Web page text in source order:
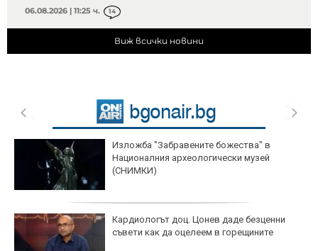
06.08.2026 | 11:25 ч. 14
Виж всички новини
Изложба "Забравените божества" в
Националния археологически музей
(СНИМКИ)
Кардиологът доц. Цонев даде безценни
съвети как да оцелеем в горещините